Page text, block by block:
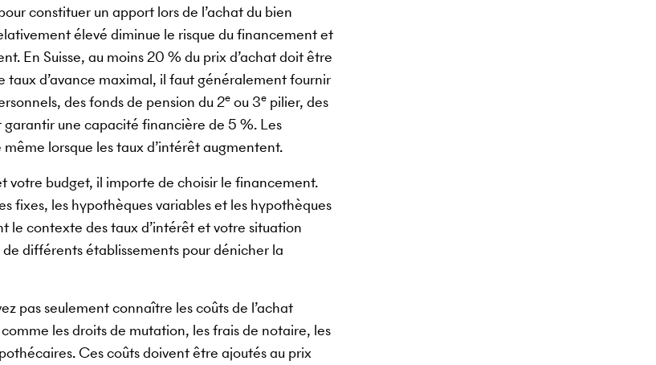
constituer un apport lors de l’achat du bien
élevé diminue le risque du financement et
En Suisse, au moins 20 % du prix d’achat doit être
d’avance maximal, il faut généralement fournir
des fonds de pension du 2e ou 3e pilier, des
une capacité financière de 5 %. Les
même lorsque les taux d’intérêt augmentent.
votre budget, il importe de choisir le financement.
fixes, les hypothèques variables et les hypothèques
le contexte des taux d’intérêt et votre situation
différents établissements pour dénicher la
pas seulement connaître les coûts de l’achat
les droits de mutation, les frais de notaire, les
Ces coûts doivent être ajoutés au prix